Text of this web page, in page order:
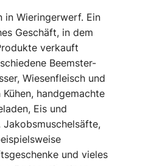
in Wieringerwerf. Ein
Geschäft, in dem
verkauft
Beemster-
Wiesenfleisch und
handgemachte
Eis und
und vieles